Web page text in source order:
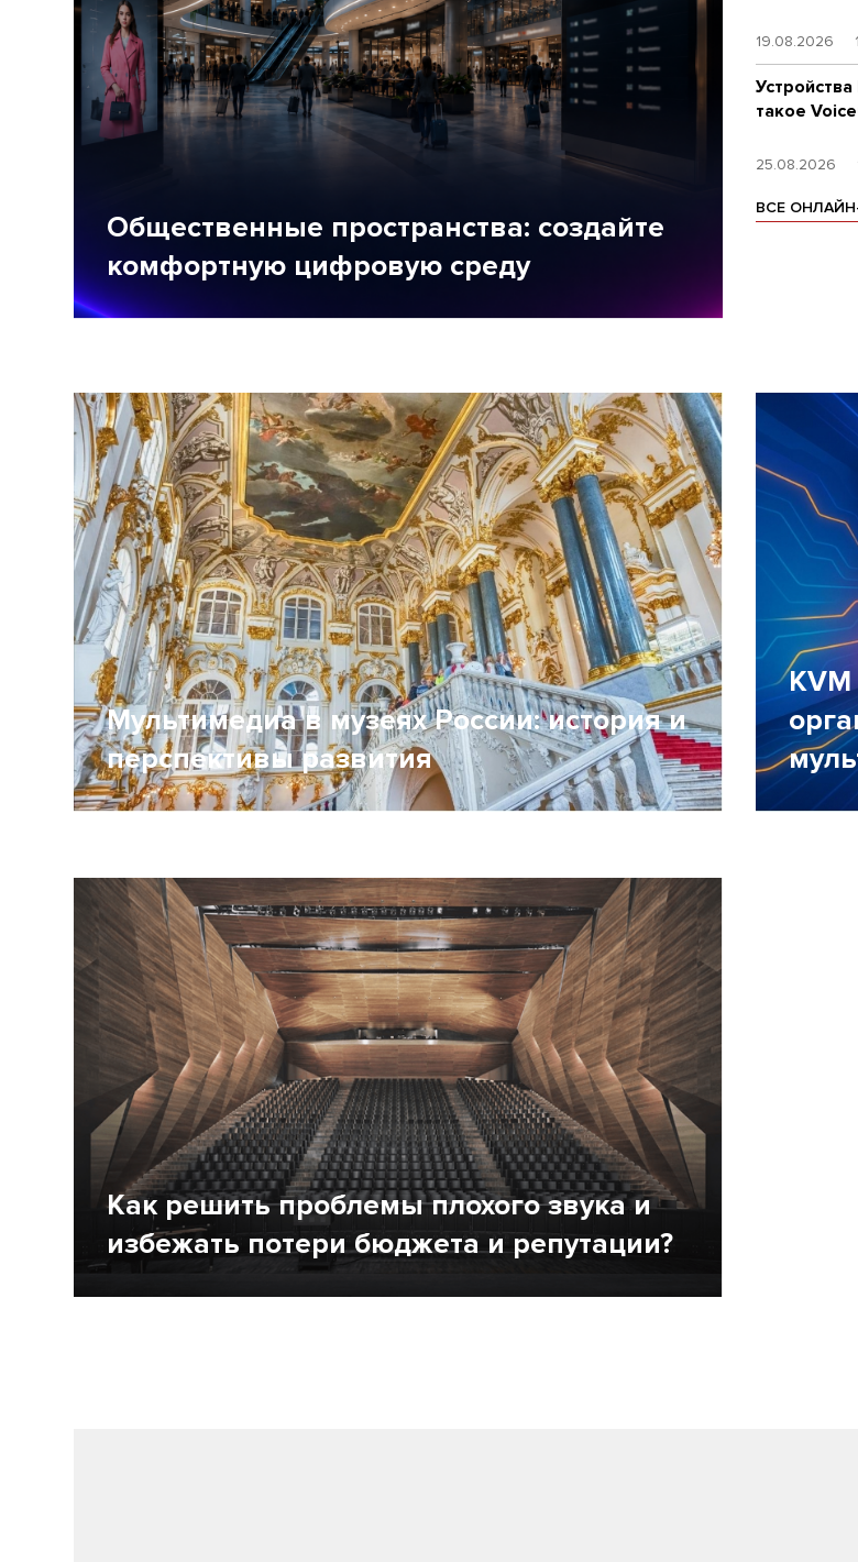
Общественные пространства: создайте
комфортную цифровую среду
Мультимедиа в музеях России: история и
перспективы развития
Как решить проблемы плохого звука и
избежать потери бюджета и репутации?
19.08.2026
такое
25.08.2026
ВСЕ